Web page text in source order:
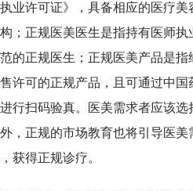
业许可证》，具备相应的医疗美
；正规医美医生是指持有医师执
的正规医生；正规医美产品是指
许可的正规产品，且可通过中国
行扫码验真。医美需求者应该选
，正规的市场教育也将引导医美
获得正规诊疗。